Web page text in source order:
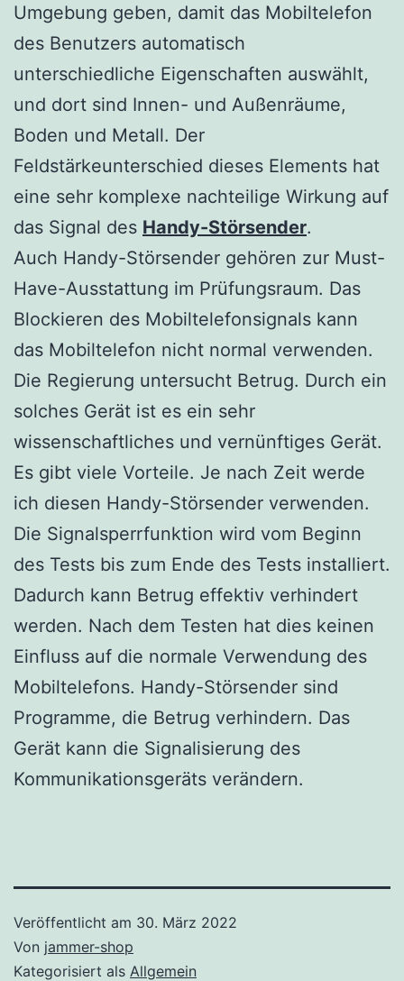
Umgebung geben, damit das Mobiltelefon
des Benutzers automatisch
unterschiedliche Eigenschaften auswählt,
und dort sind Innen- und Außenräume,
Boden und Metall. Der
Feldstärkeunterschied dieses Elements hat
eine sehr komplexe nachteilige Wirkung auf
das Signal des Handy-Störsender.
Auch Handy-Störsender gehören zur Must-
Have-Ausstattung im Prüfungsraum. Das
Blockieren des Mobiltelefonsignals kann
das Mobiltelefon nicht normal verwenden.
Die Regierung untersucht Betrug. Durch ein
solches Gerät ist es ein sehr
wissenschaftliches und vernünftiges Gerät.
Es gibt viele Vorteile. Je nach Zeit werde
ich diesen Handy-Störsender verwenden.
Die Signalsperrfunktion wird vom Beginn
des Tests bis zum Ende des Tests installiert.
Dadurch kann Betrug effektiv verhindert
werden. Nach dem Testen hat dies keinen
Einfluss auf die normale Verwendung des
Mobiltelefons. Handy-Störsender sind
Programme, die Betrug verhindern. Das
Gerät kann die Signalisierung des
Kommunikationsgeräts verändern.
Veröffentlicht am 30. März 2022
Von jammer-shop
Kategorisiert als Allgemein